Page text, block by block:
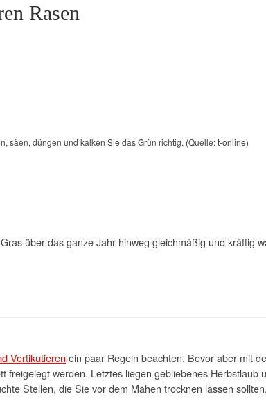
Rasen
säen, düngen und kalken Sie das Grün richtig. (Quelle: t-online)
über das ganze Jahr hinweg gleichmäßig und kräftig
Vertikutieren ein paar Regeln beachten. Bevor aber mit
werden. Letztes liegen gebliebenes Herbstlaub
Stellen, die Sie vor dem Mähen trocknen lassen sollten.